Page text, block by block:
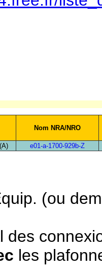
Nom NRA/NRO
e01-a-1700-929b-Z
(ou
des
les